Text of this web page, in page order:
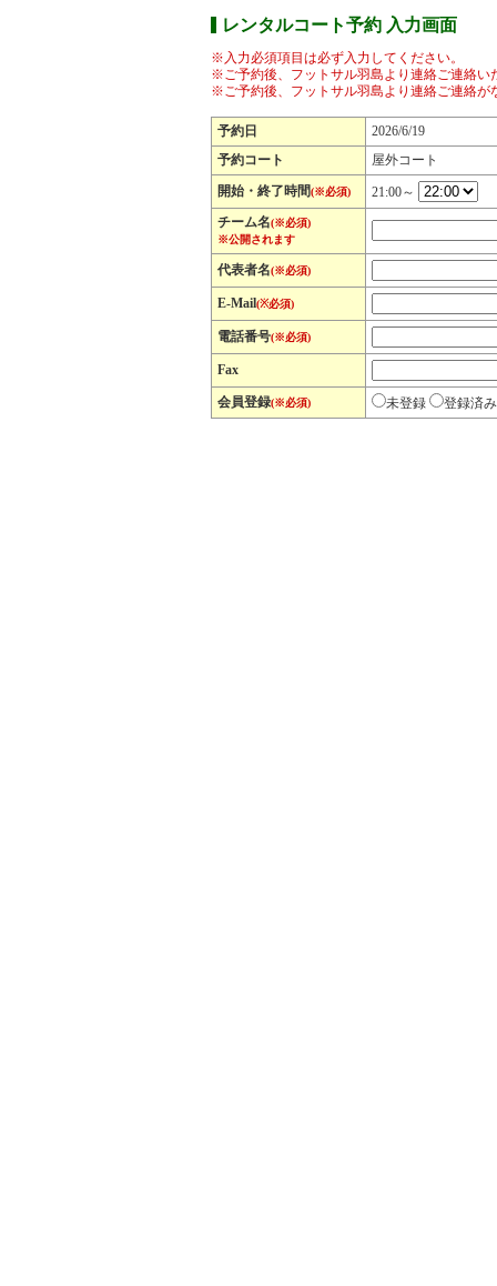
レンタルコート予約 入力画面
※入力必須項目は必ず入力してください。
※ご予約後、フットサル羽島より連絡ご連絡い
※ご予約後、フットサル羽島より連絡ご連絡が
予約日
2026/6/19
予約コート
屋外コート
開始・終了時間(※必須)
21:00～
チーム名(※必須)
※公開されます
代表者名(※必須)
E-Mail(※必須)
電話番号(※必須)
Fax
会員登録(※必須) 未登録 登録済み